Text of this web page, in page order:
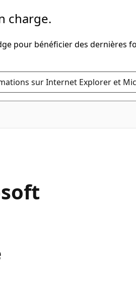
charge.
pour bénéficier des dernières
sur Internet Explorer et